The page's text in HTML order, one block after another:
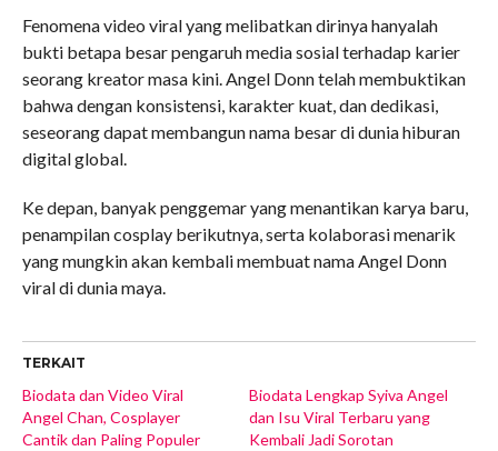
Fenomena video viral yang melibatkan dirinya hanyalah
bukti betapa besar pengaruh media sosial terhadap karier
seorang kreator masa kini. Angel Donn telah membuktikan
bahwa dengan konsistensi, karakter kuat, dan dedikasi,
seseorang dapat membangun nama besar di dunia hiburan
digital global.
Ke depan, banyak penggemar yang menantikan karya baru,
penampilan cosplay berikutnya, serta kolaborasi menarik
yang mungkin akan kembali membuat nama Angel Donn
viral di dunia maya.
TERKAIT
Biodata dan Video Viral
Angel Chan, Cosplayer
Cantik dan Paling Populer
Biodata Lengkap Syiva Angel
dan Isu Viral Terbaru yang
Kembali Jadi Sorotan